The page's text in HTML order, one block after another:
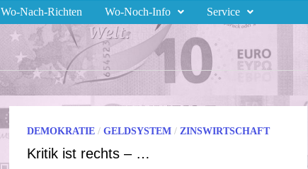
Wo-Nach-Richten Wo-Noch-Info Service
DEMOKRATIE/ GELDSYSTEM/ ZINSWIRTSCHAFT
Kritik ist rechts – …